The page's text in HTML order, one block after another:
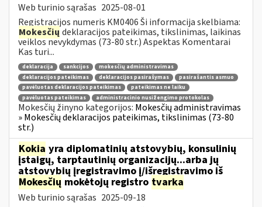
Web turinio sąrašas 2025-08-01
Registracijos numeris KM0406 Ši informacija skelbiama:
Mokesčių deklaracijos pateikimas, tikslinimas, laikinas
veiklos nevykdymas (73-80 str.) Aspektas Komentarai
Kas turi...
deklaracija sankcijos
mokesčių administravimas
deklaracijos pateikimas
deklaracijos pasirašymas
pasirašantis asmuo
pavėluotas deklaracijos pateikimas
pateikimas ne laiku
pavėluotas pateikimas
administracinio nusižengimo protokolas
Mokesčių žinyno kategorijos: Mokesčių administravimas
» Mokesčių deklaracijos pateikimas, tikslinimas (73-80
str.)
Kokia yra diplomatinių atstovybių, konsulinių
įstaigų, tarptautinių organizacijų...arba jų
atstovybių įregistravimo į/išregistravimo iš
Mokesčių mokėtojų registro tvarka
Web turinio sąrašas 2025-09-18